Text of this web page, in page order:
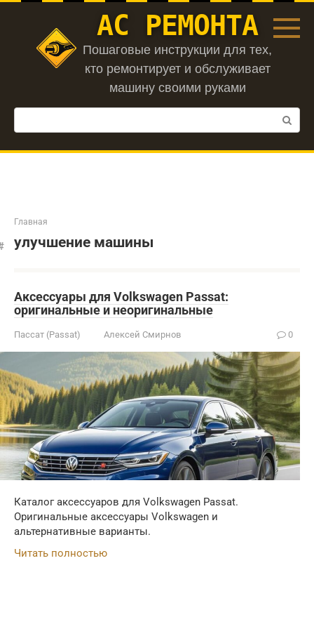
Перейти
АС РЕМОНТА
Пошаговые инструкции для тех,
кто ремонтирует и обслуживает
машину своими руками
Поиск:
Главная
улучшение машины
Аксессуары для Volkswagen Passat:
оригинальные и неоригинальные
Пассат (Passat) Алексей Смирнов 0
Каталог аксессуаров для Volkswagen Passat.
Оригинальные аксессуары Volkswagen и
альтернативные варианты.
Читать полностью